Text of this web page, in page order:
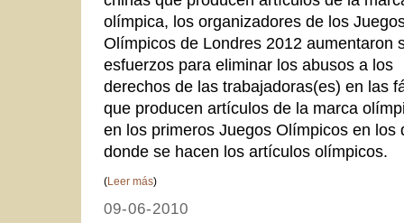
olímpica, los organizadores de los
Olímpicos de Londres 2012 aumentaron
esfuerzos para eliminar los abusos a los
derechos de las trabajadoras(es) en las
que producen artículos de la marca
en los primeros Juegos Olímpicos en los
donde se hacen los artículos olímpicos.
(Leer más)
09-06-2010